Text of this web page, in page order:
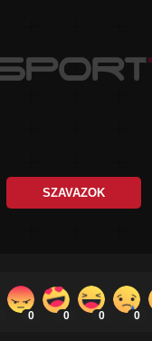
SZAVAZOK
0 0 0 0